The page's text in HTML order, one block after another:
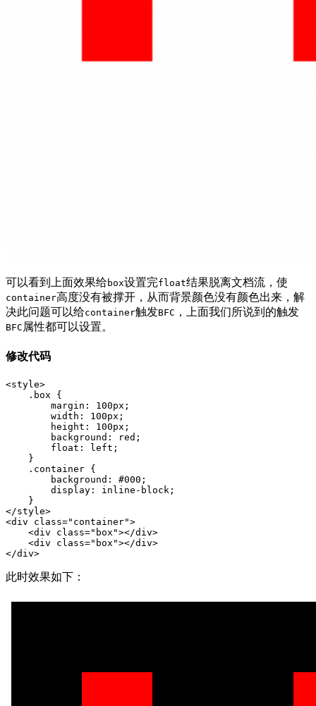
可以看到上面效果给box设置完float结果脱离文档流，使
container高度没有被撑开，从而背景颜色没有颜色出来，解
决此问题可以给container触发BFC ，上面我们所说到的触发
BFC 属性都可以设置。
修改代码
<style>
    .box {
        margin: 100px;
        width: 100px;
        height: 100px;
        background: red;
        float: left;
    }
    .container {
        background: #000;
        display: inline-block;
    }
</style>
<div class="container">
    <div class="box"></div>
    <div class="box"></div>
</div>
此时效果如下：